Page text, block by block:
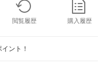
閲覧履歴 購入履歴
ント！